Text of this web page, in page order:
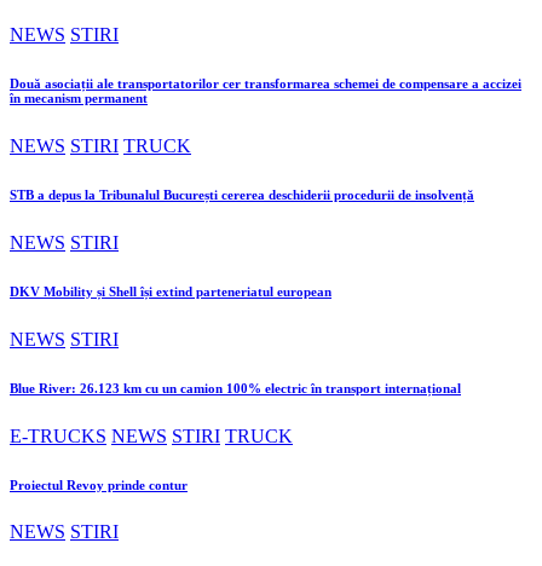
NEWS STIRI
Două asociații ale transportatorilor cer transformarea schemei de compensare a accizei
în mecanism permanent
NEWS STIRI TRUCK
STB a depus la Tribunalul București cererea deschiderii procedurii de insolvență
NEWS STIRI
DKV Mobility și Shell își extind parteneriatul european
NEWS STIRI
Blue River: 26.123 km cu un camion 100% electric în transport internațional
E-TRUCKS NEWS STIRI TRUCK
Proiectul Revoy prinde contur
NEWS STIRI